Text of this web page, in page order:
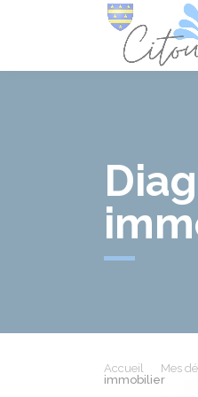
Accueil Mes
immobilier